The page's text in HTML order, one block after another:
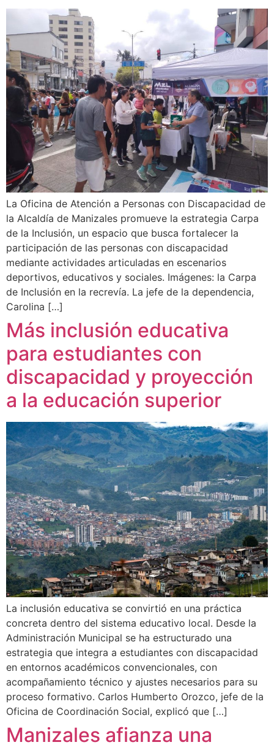
La Oficina de Atención a Personas con Discapacidad de
la Alcaldía de Manizales promueve la estrategia Carpa
de la Inclusión, un espacio que busca fortalecer la
participación de las personas con discapacidad
mediante actividades articuladas en escenarios
deportivos, educativos y sociales. Imágenes: la Carpa
de Inclusión en la recrevía. La jefe de la dependencia,
Carolina […]
Más inclusión educativa
para estudiantes con
discapacidad y proyección
a la educación superior
La inclusión educativa se convirtió en una práctica
concreta dentro del sistema educativo local. Desde la
Administración Municipal se ha estructurado una
estrategia que integra a estudiantes con discapacidad
en entornos académicos convencionales, con
acompañamiento técnico y ajustes necesarios para su
proceso formativo. Carlos Humberto Orozco, jefe de la
Oficina de Coordinación Social, explicó que […]
Manizales afianza una